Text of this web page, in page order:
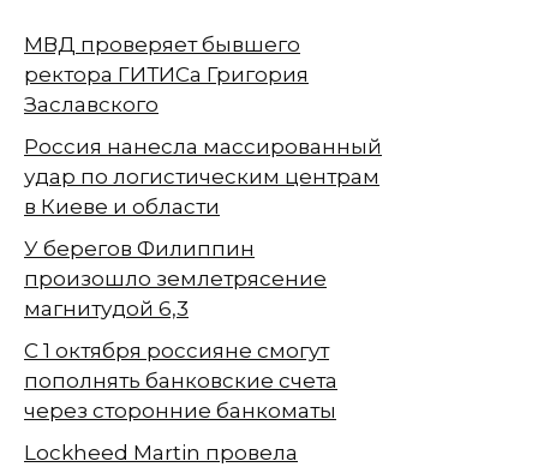
МВД проверяет бывшего
ректора ГИТИСа Григория
Заславского
Россия нанесла массированный
удар по логистическим центрам
в Киеве и области
У берегов Филиппин
произошло землетрясение
магнитудой 6,3
С 1 октября россияне смогут
пополнять банковские счета
через сторонние банкоматы
Lockheed Martin провела